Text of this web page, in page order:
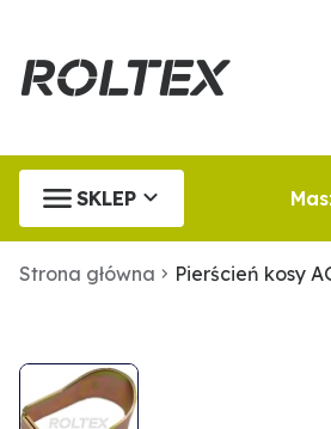
SKLEP
Strona główna Pierścień kosy